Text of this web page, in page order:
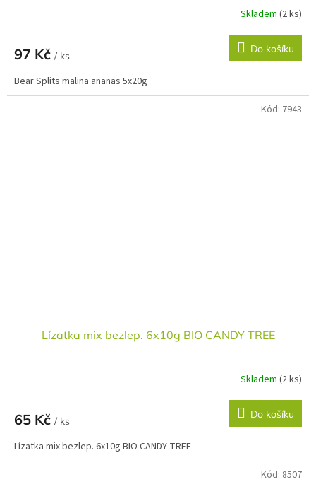
Skladem (2 ks)
97 Kč / ks
Do košíku
Bear Splits malina ananas 5x20g
Lízatka mix bezlep. 6x10g BIO CANDY TREE
Skladem (2 ks)
65 Kč / ks
Do košíku
Lízatka mix bezlep. 6x10g BIO CANDY TREE
Kód: 7943
Kód: 8507